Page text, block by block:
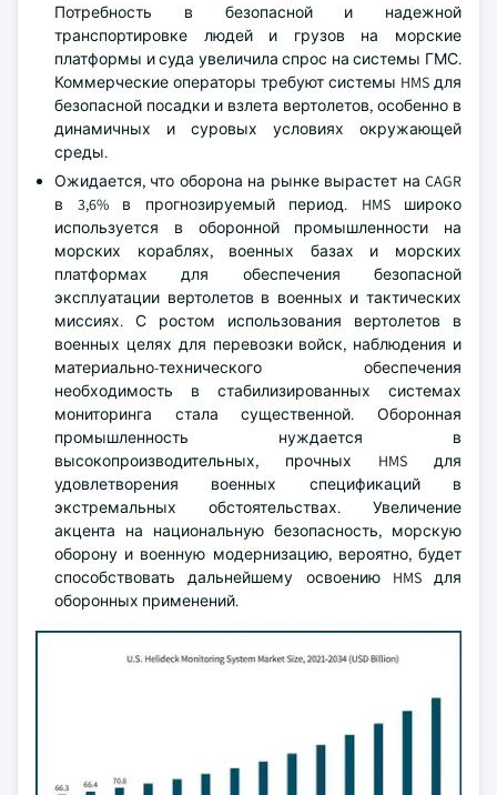
Потребность в безопасной и надежной
транспортировке людей и грузов на морские
платформы и суда увеличила спрос на системы ГМС.
Коммерческие операторы требуют системы HMS для
безопасной посадки и взлета вертолетов, особенно в
динамичных и суровых условиях окружающей
среды.
Ожидается, что оборона на рынке вырастет на CAGR
в 3,6% в прогнозируемый период. HMS широко
используется в оборонной промышленности на
морских кораблях, военных базах и морских
платформах для обеспечения безопасной
эксплуатации вертолетов в военных и тактических
миссиях. С ростом использования вертолетов в
военных целях для перевозки войск, наблюдения и
материально-технического обеспечения
необходимость в стабилизированных системах
мониторинга стала существенной. Оборонная
промышленность нуждается в
высокопроизводительных, прочных HMS для
удовлетворения военных спецификаций в
экстремальных обстоятельствах. Увеличение
акцента на национальную безопасность, морскую
оборону и военную модернизацию, вероятно, будет
способствовать дальнейшему освоению HMS для
оборонных применений.